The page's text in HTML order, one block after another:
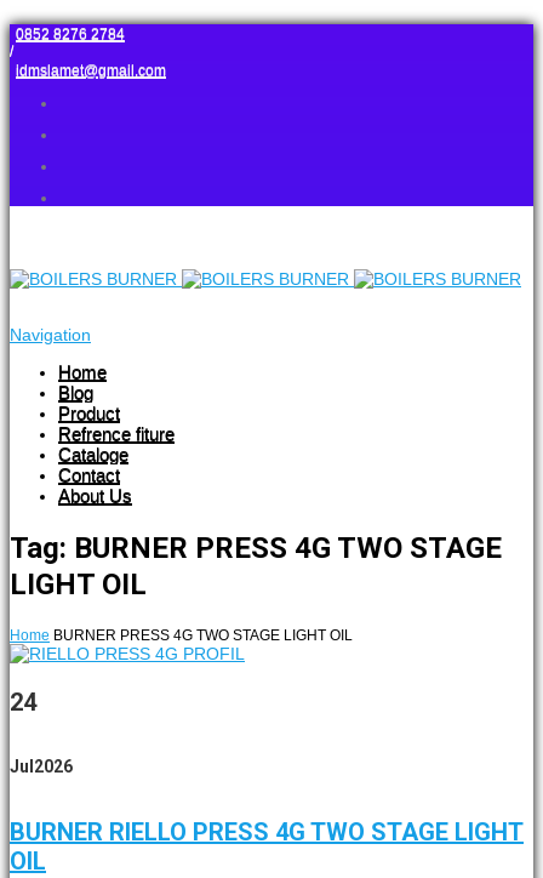
0852 8276 2784
/
idmslamet@gmail.com
Navigation
Home
Blog
Product
Refrence fiture
Cataloge
Contact
About Us
Tag: BURNER PRESS 4G TWO STAGE
LIGHT OIL
Home BURNER PRESS 4G TWO STAGE LIGHT OIL
24
Jul 2026
BURNER RIELLO PRESS 4G TWO STAGE LIGHT
OIL